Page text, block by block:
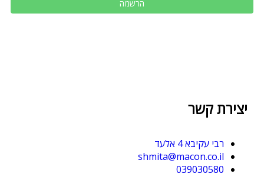
יצירת קשר
רבי עקיבא 4 אלעד
shmita@macon.co.il
039030580